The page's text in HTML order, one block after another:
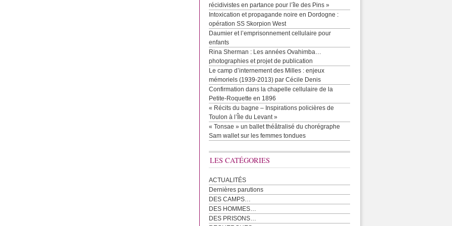
récidivistes en partance pour l’île des Pins »
Intoxication et propagande noire en Dordogne :
opération SS Skorpion West
Daumier et l’emprisonnement cellulaire pour
enfants
Rina Sherman : Les années Ovahimba…
photographies et projet de publication
Le camp d’internement des Milles : enjeux
mémoriels (1939-2013) par Cécile Denis
Confirmation dans la chapelle cellulaire de la
Petite-Roquette en 1896
« Récits du bagne – Inspirations policières de
Toulon à l’Île du Levant »
« Tonsae » un ballet théâtralisé du chorégraphe
Sam wallet sur les femmes tondues
LES CATÉGORIES
ACTUALITÉS
Dernières parutions
DES CAMPS…
DES HOMMES…
DES PRISONS…